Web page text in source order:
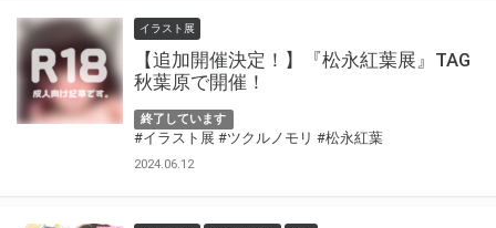
イラスト展
【追加開催決定！】『松永紅葉展』TAG
秋葉原で開催！
終了しています
#イラスト展 #ツクルノモリ #松永紅葉
2024.06.12